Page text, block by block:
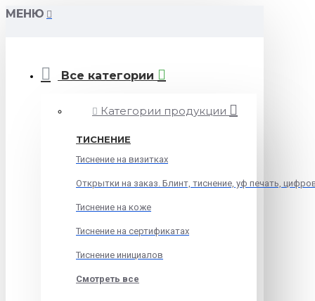
МЕНЮ
Все категории
Категории продукции
ТИСНЕНИЕ
Тиснение на визитках
Открытки на заказ. Блинт, тиснение, уф печать,
Тиснение на коже
Тиснение на сертификатах
Тиснение инициалов
Смотреть все